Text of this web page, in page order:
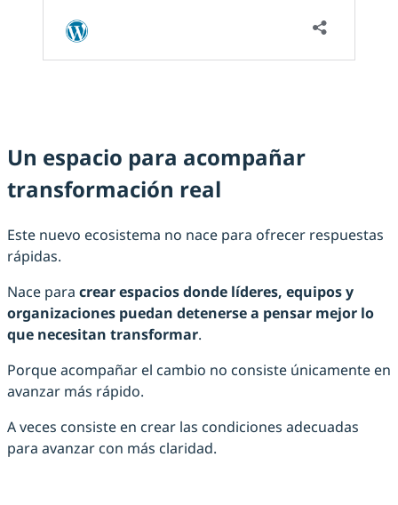
Un espacio para acompañar
transformación real
Este nuevo ecosistema no nace para ofrecer respuestas
rápidas.
Nace para crear espacios donde líderes, equipos y
organizaciones puedan detenerse a pensar mejor lo
que necesitan transformar.
Porque acompañar el cambio no consiste únicamente en
avanzar más rápido.
A veces consiste en crear las condiciones adecuadas
para avanzar con más claridad.